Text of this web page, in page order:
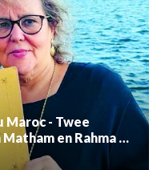
Maroc - Twee
en Rahma el